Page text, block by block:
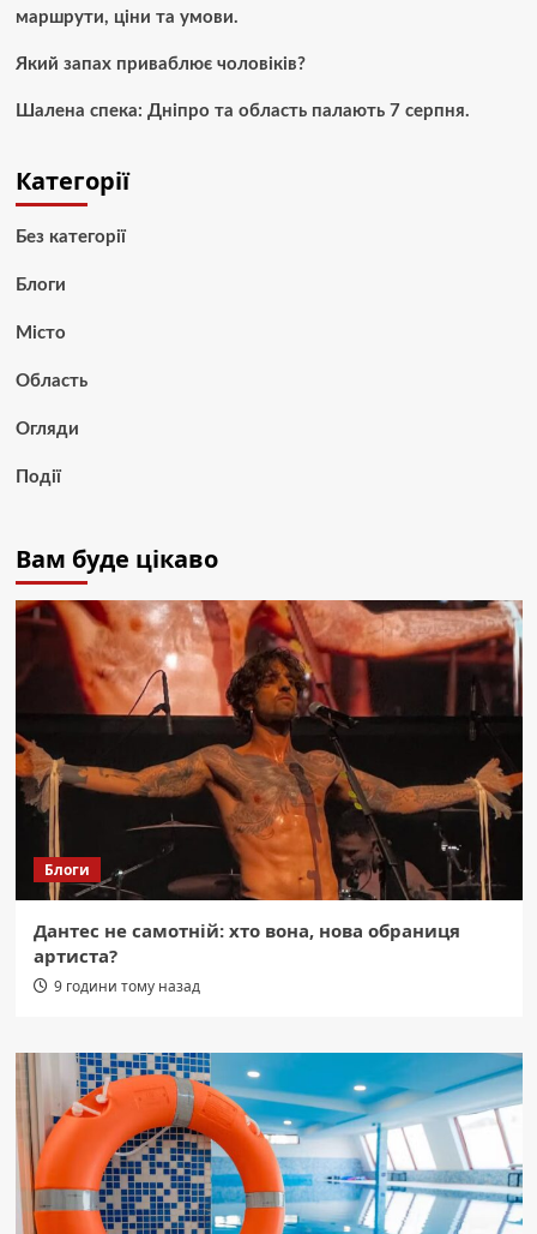
маршрути, ціни та умови.
Який запах приваблює чоловіків?
Шалена спека: Дніпро та область палають 7 серпня.
Категорії
Без категорії
Блоги
Місто
Область
Огляди
Події
Вам буде цікаво
Блоги
Дантес не самотній: хто вона, нова обраниця
артиста?
9 години тому назад